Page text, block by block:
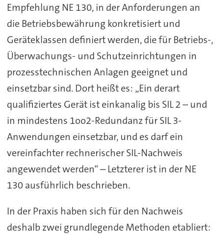
Empfehlung NE 130, in der Anforderungen an
die Betriebsbewährung konkretisiert und
Geräteklassen definiert werden, die für Betriebs-,
Überwachungs- und Schutzeinrichtungen in
prozesstechnischen Anlagen geeignet und
einsetzbar sind. Dort heißt es: „Ein derart
qualifiziertes Gerät ist einkanalig bis SIL 2 – und
in mindestens 1oo2-Redundanz für SIL 3-
Anwendungen einsetzbar, und es darf ein
vereinfachter rechnerischer SIL-Nachweis
angewendet werden“ – Letzterer ist in der NE
130 ausführlich beschrieben.
In der Praxis haben sich für den Nachweis
deshalb zwei grundlegende Methoden etabliert: